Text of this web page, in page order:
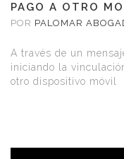
PAGO A OTRO
POR PALOMAR
A través de un
iniciando la
otro dispositivo móvil